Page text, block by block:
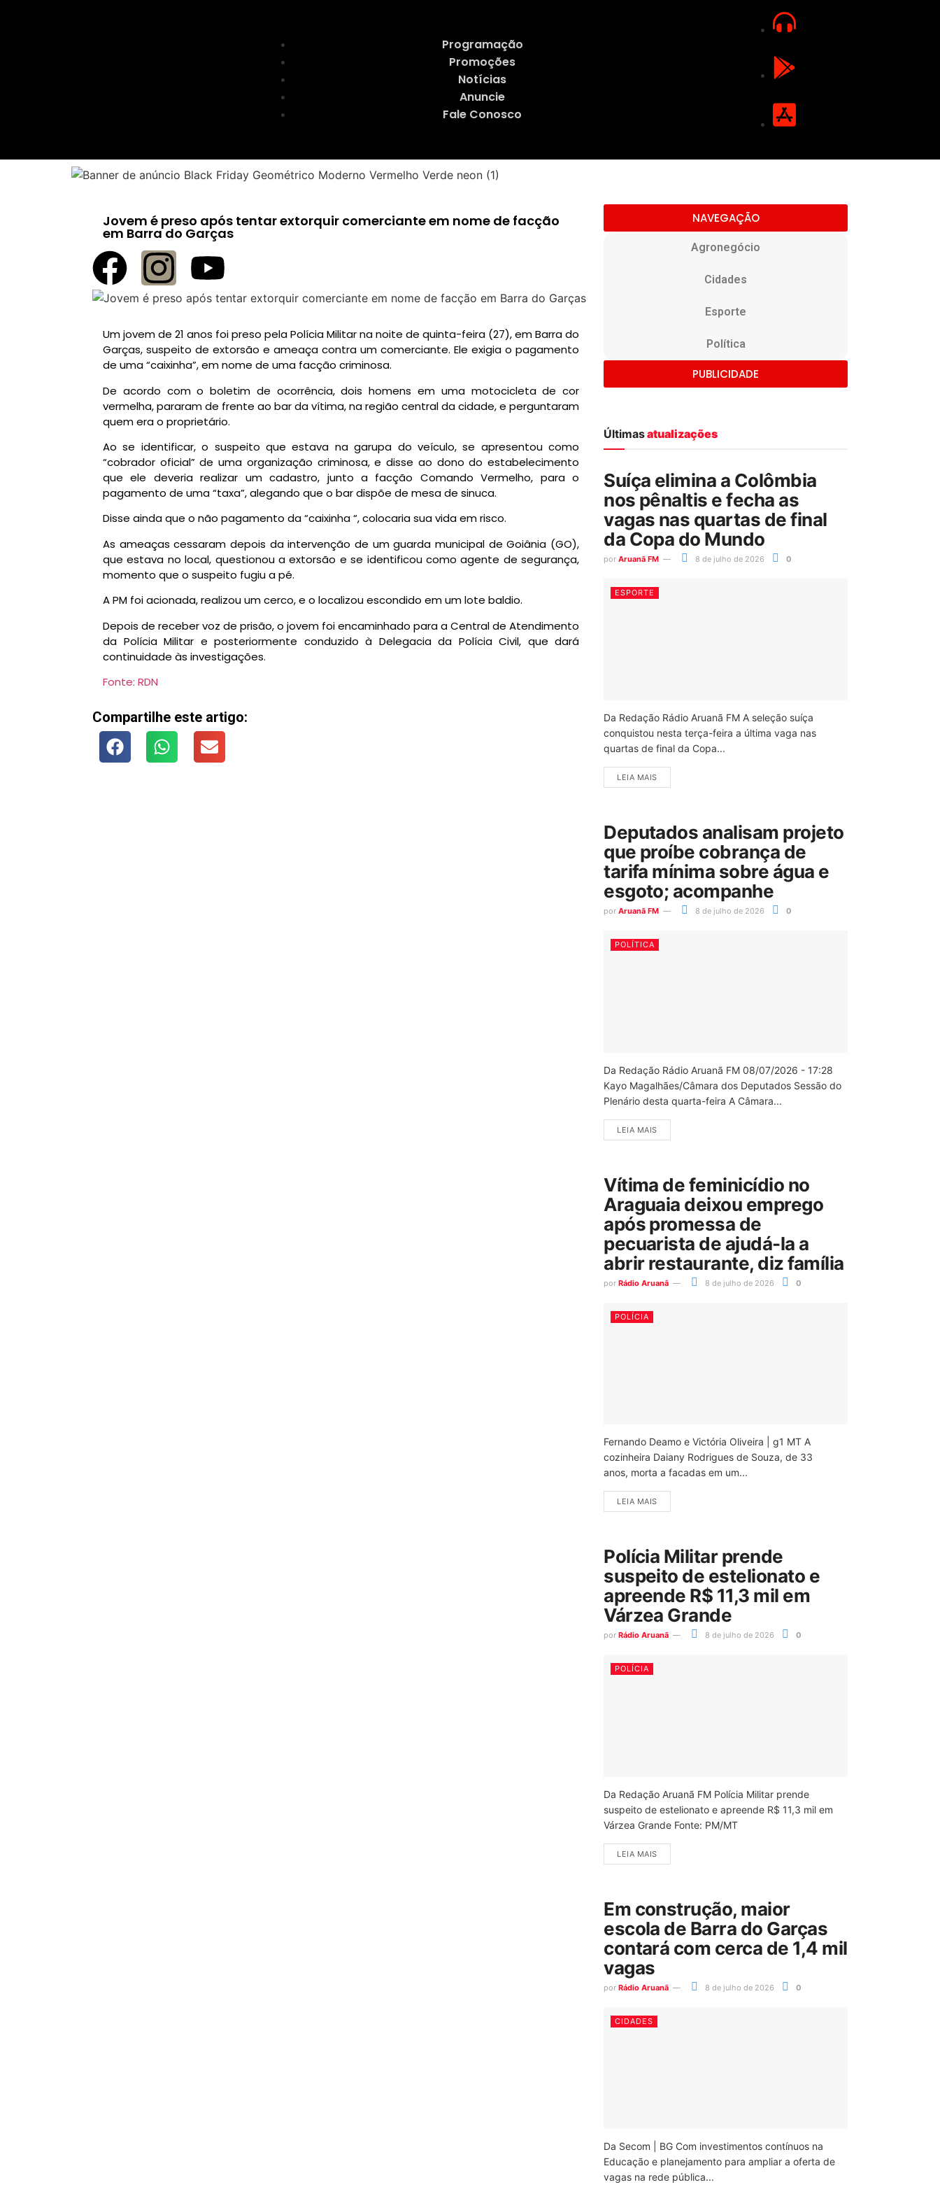
Programação
Promoções
Notícias
Anuncie
Fale Conosco
Jovem é preso após tentar extorquir comerciante em nome de facção
em Barra do Garças
Um jovem de 21 anos foi preso pela Polícia Militar na noite de quinta-feira (27), em Barra do
Garças, suspeito de extorsão e ameaça contra um comerciante. Ele exigia o pagamento
de uma “caixinha”, em nome de uma facção criminosa.
De acordo com o boletim de ocorrência, dois homens em uma motocicleta de cor
vermelha, pararam de frente ao bar da vítima, na região central da cidade, e perguntaram
quem era o proprietário.
Ao se identificar, o suspeito que estava na garupa do veículo, se apresentou como
“cobrador oficial” de uma organização criminosa, e disse ao dono do estabelecimento
que ele deveria realizar um cadastro, junto a facção Comando Vermelho, para o
pagamento de uma “taxa”, alegando que o bar dispõe de mesa de sinuca.
Disse ainda que o não pagamento da “caixinha “, colocaria sua vida em risco.
As ameaças cessaram depois da intervenção de um guarda municipal de Goiânia (GO),
que estava no local, questionou a extorsão e se identificou como agente de segurança,
momento que o suspeito fugiu a pé.
A PM foi acionada, realizou um cerco, e o localizou escondido em um lote baldio.
Depois de receber voz de prisão, o jovem foi encaminhado para a Central de Atendimento
da Polícia Militar e posteriormente conduzido à Delegacia da Polícia Civil, que dará
continuidade às investigações.
Fonte: RDN
Compartilhe este artigo:
NAVEGAÇÃO
Agronegócio
Cidades
Esporte
Política
PUBLICIDADE
Últimasatualizações
Suíça elimina a Colômbia
nos pênaltis e fecha as
vagas nas quartas de final
da Copa do Mundo
por Aruanã FM 8 de julho de 2026 0
ESPORTE
Da Redação Rádio Aruanã FM A seleção suíça
conquistou nesta terça-feira a última vaga nas
quartas de final da Copa...
LEIA MAIS
Deputados analisam projeto
que proíbe cobrança de
tarifa mínima sobre água e
esgoto; acompanhe
por Aruanã FM 8 de julho de 2026 0
POLÍTICA
Da Redação Rádio Aruanã FM 08/07/2026 - 17:28
Kayo Magalhães/Câmara dos Deputados Sessão do
Plenário desta quarta-feira A Câmara...
LEIA MAIS
Vítima de feminicídio no
Araguaia deixou emprego
após promessa de
pecuarista de ajudá-la a
abrir restaurante, diz família
por Rádio Aruanã 8 de julho de 2026 0
POLÍCIA
Fernando Deamo e Victória Oliveira | g1 MT A
cozinheira Daiany Rodrigues de Souza, de 33
anos, morta a facadas em um...
LEIA MAIS
Polícia Militar prende
suspeito de estelionato e
apreende R$ 11,3 mil em
Várzea Grande
por Rádio Aruanã 8 de julho de 2026 0
POLÍCIA
Da Redação Aruanã FM Polícia Militar prende
suspeito de estelionato e apreende R$ 11,3 mil em
Várzea Grande Fonte: PM/MT
LEIA MAIS
Em construção, maior
escola de Barra do Garças
contará com cerca de 1,4 mil
vagas
por Rádio Aruanã 8 de julho de 2026 0
CIDADES
Da Secom | BG Com investimentos contínuos na
Educação e planejamento para ampliar a oferta de
vagas na rede pública...